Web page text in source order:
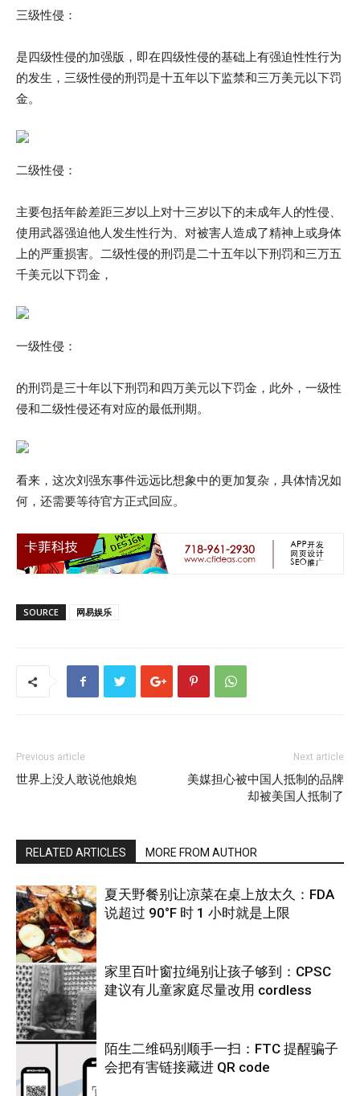
三级性侵：
是四级性侵的加强版，即在四级性侵的基础上有强迫性性行为
的发生，三级性侵的刑罚是十五年以下监禁和三万美元以下罚
金。
二级性侵：
主要包括年龄差距三岁以上对十三岁以下的未成年人的性侵、
使用武器强迫他人发生性行为、对被害人造成了精神上或身体
上的严重损害。二级性侵的刑罚是二十五年以下刑罚和三万五
千美元以下罚金，
一级性侵：
的刑罚是三十年以下刑罚和四万美元以下罚金，此外，一级性
侵和二级性侵还有对应的最低刑期。
看来，这次刘强东事件远远比想象中的更加复杂，具体情况如
何，还需要等待官方正式回应。
SOURCE 网易娱乐
Previous article
世界上没人敢说他娘炮
Next article
美媒担心被中国人抵制的品牌
却被美国人抵制了
RELATED ARTICLES MORE FROM AUTHOR
热点
夏天野餐别让凉菜在桌上放太久：FDA
说超过 90°F 时 1 小时就是上限
热点
家里百叶窗拉绳别让孩子够到：CPSC
建议有儿童家庭尽量改用 cordless
陌生二维码别顺手一扫：FTC 提醒骗子
会把有害链接藏进 QR code